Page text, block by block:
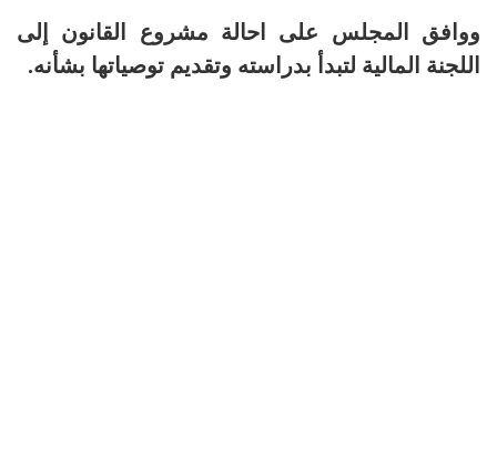
ووافق المجلس على احالة مشروع القانون إلى
اللجنة المالية لتبدأ بدراسته وتقديم توصياتها بشأنه.